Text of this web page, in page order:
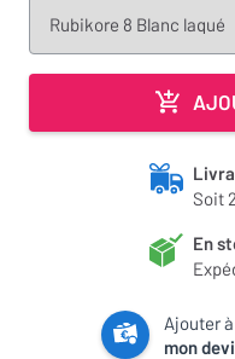
Soit
En
Ajouter à
mon